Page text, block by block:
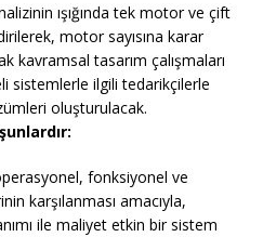
ışığında tek motor ve çift
motor sayısına karar
kavramsal tasarım çalışmaları
sistemlerle ilgili tedarikçilerle
oluşturulacak.
fonksiyonel ve
karşılanması amacıyla,
ile maliyet etkin bir sistem